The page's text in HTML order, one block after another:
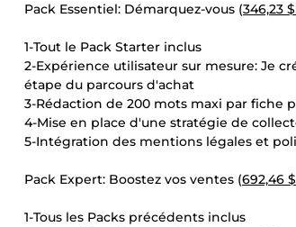
Pack Essentiel: Démarquez-vous (346,23
1-Tout le Pack Starter inclus
2-Expérience utilisateur sur mesure: Je
étape du parcours d'achat
3-Rédaction de 200 mots maxi par fiche
4-Mise en place d'une stratégie de
5-Intégration des mentions légales et
Pack Expert: Boostez vos ventes (692,46
1-Tous les Packs précédents inclus